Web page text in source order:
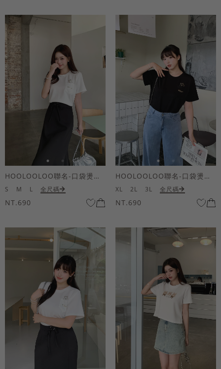
HOOLOOLOO聯名-口袋燙金KUKU熊短袖上衣
S M L 全尺碼
NT.690
HOOLOOLOO聯名-口袋燙金KUKU熊短袖上衣
XL 2L 3L 全尺碼
NT.690